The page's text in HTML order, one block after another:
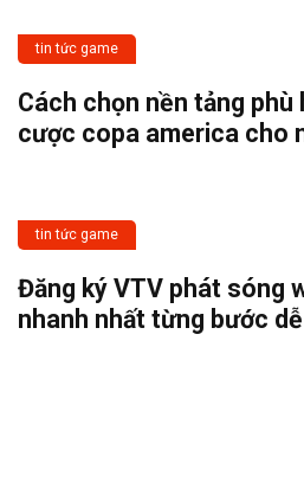
tin tức game
Cách chọn nền tảng
cược copa america cho
tin tức game
Đăng ký VTV phát sóng
nhanh nhất từng bước